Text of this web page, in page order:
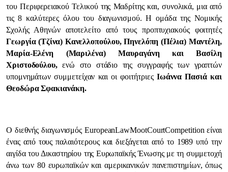
του Περιφερειακού Τελικού της Μαδρίτης και, συνολικά, μια από
τις 8 καλύτερες όλου του διαγωνισμού. Η ομάδα της Νομικής
Σχολής Αθηνών αποτελείτο από τους προπτυχιακούς φοιτητές
Γεωργία (Τζίνα) Κανελλοπούλου, Πηνελόπη (Πέλια) Μαντέλη,
Μαρία-Ελένη (Μαριλένα) Μαυραγάνη και Βασίλη
Χριστοδούλου,ενώ στο στάδιο της συγγραφής των γραπτών
υπομνημάτων συμμετείχαν και οι φοιτήτριες Ιωάννα Πασιά και
Θεοδώρα Σφακιανάκη.
Ο διεθνής διαγωνισμός EuropeanLawMootCourtCompetitionείναι
ένας από τους παλαιότερους και διεξάγεται από το 1989 υπό την
αιγίδα του Δικαστηρίου της Ευρωπαϊκής Ένωσης με τη συμμετοχή
άνω των 80 ευρωπαϊκών και αμερικανικών πανεπιστημίων, όπως